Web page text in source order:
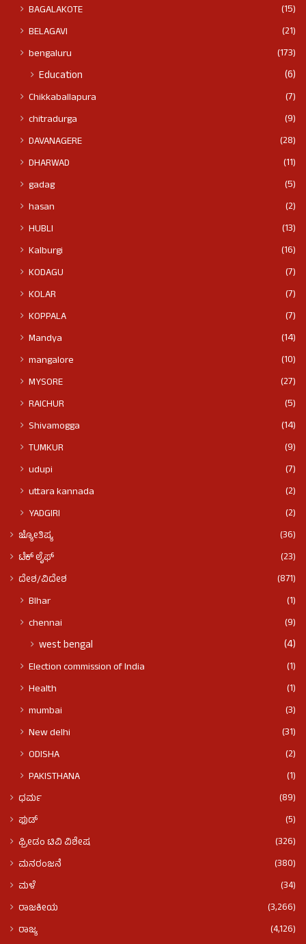
BAGALAKOTE
(15)
BELAGAVI
(21)
bengaluru
(173)
Education (6)
Chikkaballapura
(7)
chitradurga
(9)
DAVANAGERE
(28)
DHARWAD
(11)
gadag
(5)
hasan
(2)
HUBLI
(13)
Kalburgi
(16)
KODAGU
(7)
KOLAR
(7)
KOPPALA
(7)
Mandya
(14)
mangalore
(10)
MYSORE
(27)
RAICHUR
(5)
Shivamogga
(14)
TUMKUR
(9)
udupi
(7)
uttara kannada
(2)
YADGIRI
(2)
ಜ್ಯೋತಿಷ್ಯ
(36)
ಟೆಕ್ ಲೈಫ್
(23)
ದೇಶ/ವಿದೇಶ
(871)
BIhar
(1)
chennai
(9)
west bengal (4)
Election commission of India
(1)
Health
(1)
mumbai
(3)
New delhi
(31)
ODISHA
(2)
PAKISTHANA
(1)
ಧರ್ಮ
(89)
ಫುಡ್​​
(5)
ಫ್ರೀಡಂ ಟಿವಿ ವಿಶೇಷ
(326)
ಮನರಂಜನೆ
(380)
ಮಳೆ
(34)
ರಾಜಕೀಯ
(3,266)
ರಾಜ್ಯ
(4,126)